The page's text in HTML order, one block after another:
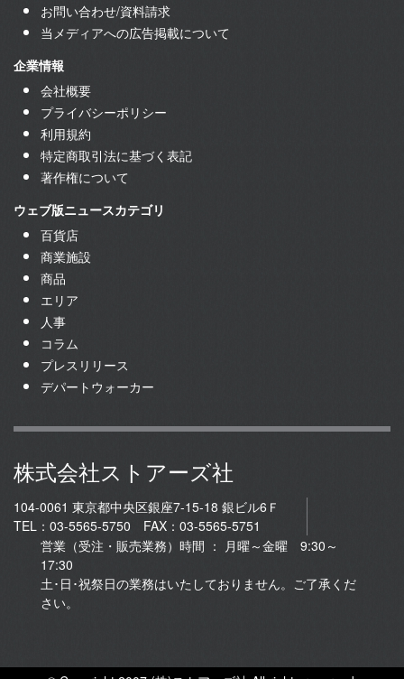
お問い合わせ/資料請求
当メディアへの広告掲載について
企業情報
会社概要
プライバシーポリシー
利用規約
特定商取引法に基づく表記
著作権について
ウェブ版ニュースカテゴリ
百貨店
商業施設
商品
エリア
人事
コラム
プレスリリース
デパートウォーカー
株式会社ストアーズ社
104-0061 東京都中央区銀座7-15-18 銀ビル6Ｆ
TEL：03-5565-5750 FAX：03-5565-5751
営業（受注・販売業務）時間 ： 月曜～金曜 9:30～
17:30
土･日･祝祭日の業務はいたしておりません。ご了承くだ
さい。